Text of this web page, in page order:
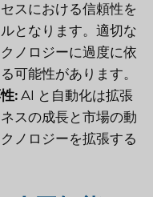
スにおける信頼性を
となります。適切な
ノロジーに過度に依
可能性があります。
: AI と自動化は拡張
スの成長と市場の動
ノロジーを拡張する